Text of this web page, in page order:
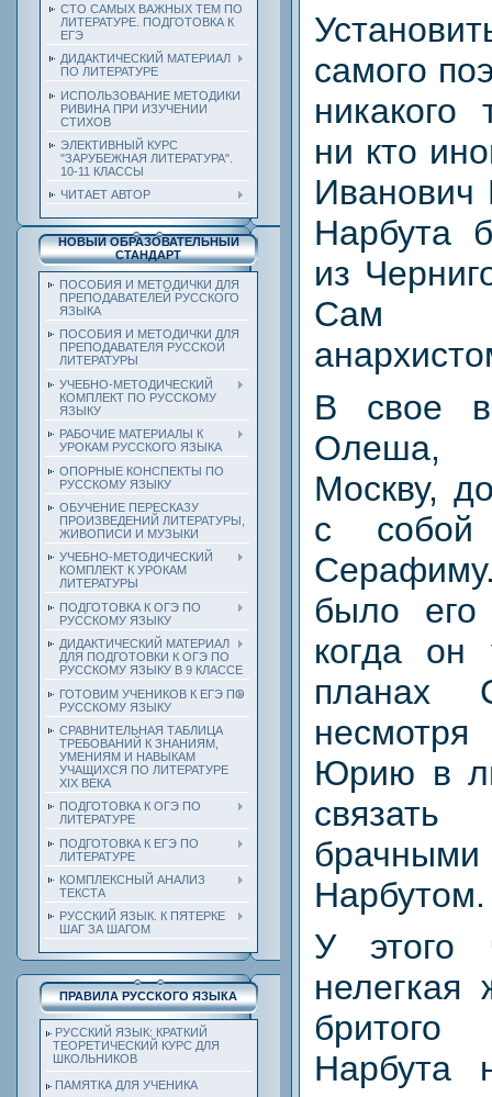
СТО САМЫХ ВАЖНЫХ ТЕМ ПО
ЛИТЕРАТУРЕ. ПОДГОТОВКА К
ЕГЭ
ДИДАКТИЧЕСКИЙ МАТЕРИАЛ
ПО ЛИТЕРАТУРЕ
ИСПОЛЬЗОВАНИЕ МЕТОДИКИ
РИВИНА ПРИ ИЗУЧЕНИИ
СТИХОВ
ЭЛЕКТИВНЫЙ КУРС
"ЗАРУБЕЖНАЯ ЛИТЕРАТУРА".
10-11 КЛАССЫ
ЧИТАЕТ АВТОР
НОВЫЙ ОБРАЗОВАТЕЛЬНЫЙ
СТАНДАРТ
ПОСОБИЯ И МЕТОДИЧКИ ДЛЯ
ПРЕПОДАВАТЕЛЕЙ РУССКОГО
ЯЗЫКА
ПОСОБИЯ И МЕТОДИЧКИ ДЛЯ
ПРЕПОДАВАТЕЛЯ РУССКОЙ
ЛИТЕРАТУРЫ
УЧЕБНО-МЕТОДИЧЕСКИЙ
КОМПЛЕКТ ПО РУССКОМУ
ЯЗЫКУ
РАБОЧИЕ МАТЕРИАЛЫ К
УРОКАМ РУССКОГО ЯЗЫКА
ОПОРНЫЕ КОНСПЕКТЫ ПО
РУССКОМУ ЯЗЫКУ
ОБУЧЕНИЕ ПЕРЕСКАЗУ
ПРОИЗВЕДЕНИЙ ЛИТЕРАТУРЫ,
ЖИВОПИСИ И МУЗЫКИ
УЧЕБНО-МЕТОДИЧЕСКИЙ
КОМПЛЕКТ К УРОКАМ
ЛИТЕРАТУРЫ
ПОДГОТОВКА К ОГЭ ПО
РУССКОМУ ЯЗЫКУ
ДИДАКТИЧЕСКИЙ МАТЕРИАЛ
ДЛЯ ПОДГОТОВКИ К ОГЭ ПО
РУССКОМУ ЯЗЫКУ В 9 КЛАССЕ
ГОТОВИМ УЧЕНИКОВ К ЕГЭ ПО
РУССКОМУ ЯЗЫКУ
СРАВНИТЕЛЬНАЯ ТАБЛИЦА
ТРЕБОВАНИЙ К ЗНАНИЯМ,
УМЕНИЯМ И НАВЫКАМ
УЧАЩИХСЯ ПО ЛИТЕРАТУРЕ
ХIХ ВЕКА
ПОДГОТОВКА К ОГЭ ПО
ЛИТЕРАТУРЕ
ПОДГОТОВКА К ЕГЭ ПО
ЛИТЕРАТУРЕ
КОМПЛЕКСНЫЙ АНАЛИЗ
ТЕКСТА
РУССКИЙ ЯЗЫК. К ПЯТЕРКЕ
ШАГ ЗА ШАГОМ
ПРАВИЛА РУССКОГО ЯЗЫКА
РУССКИЙ ЯЗЫК: КРАТКИЙ
ТЕОРЕТИЧЕСКИЙ КУРС ДЛЯ
ШКОЛЬНИКОВ
ПАМЯТКА ДЛЯ УЧЕНИКА
самого
ни кто
Иванович
Нарбута
из
Сам
В свое
Олеша,
Москву,
с собой
было его
когда он
Юрию в
Нарбутом.
У этого
нелегкая
Нарбута